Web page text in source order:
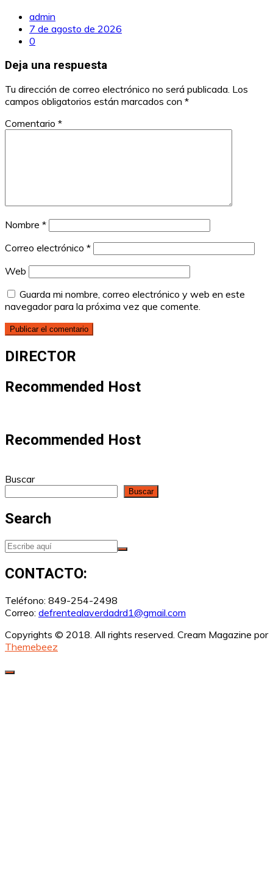
admin
7 de agosto de 2026
0
Deja una respuesta
Tu dirección de correo electrónico no será publicada. Los
campos obligatorios están marcados con *
Comentario *
Nombre *
Correo electrónico *
Web
Guarda mi nombre, correo electrónico y web en este
navegador para la próxima vez que comente.
DIRECTOR
Recommended Host
Recommended Host
Buscar
Buscar
Search
CONTACTO:
Teléfono: 849-254-2498
Correo: defrentealaverdadrd1@gmail.com
Copyrights © 2018. All rights reserved. Cream Magazine por
Themebeez